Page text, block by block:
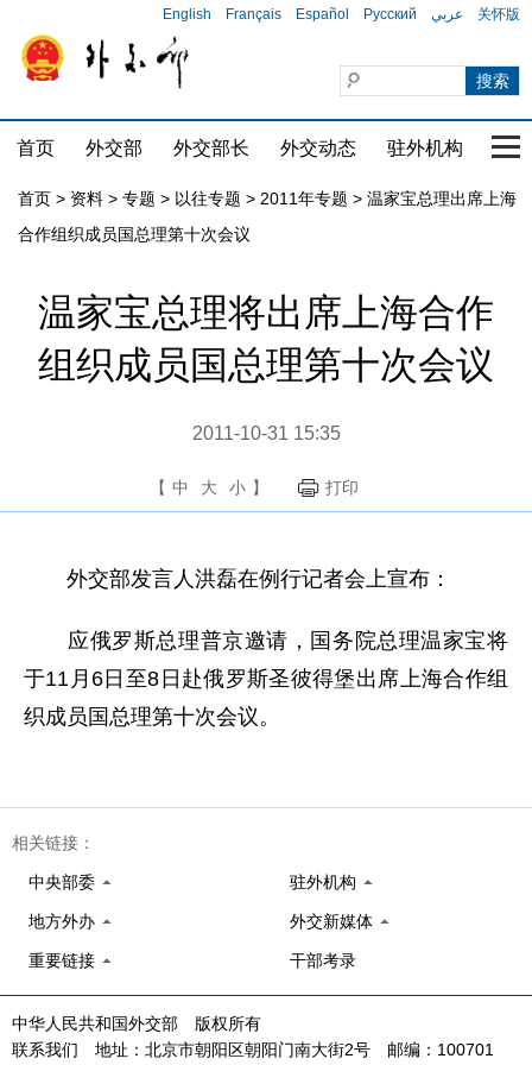
English Français Español Русский عربي 关怀版
首页 外交部 外交部长 外交动态 驻外机构 国
首页 > 资料 > 专题 > 以往专题 > 2011年专题 > 温家宝总理出席上海
合作组织成员国总理第十次会议
温家宝总理将出席上海合作
组织成员国总理第十次会议
2011-10-31 15:35
【 中 大 小 】 打印
外交部发言人洪磊在例行记者会上宣布：
应俄罗斯总理普京邀请，国务院总理温家宝将
于11月6日至8日赴俄罗斯圣彼得堡出席上海合作组
织成员国总理第十次会议。
相关链接：
中央部委 驻外机构
地方外办 外交新媒体
重要链接 干部考录
中华人民共和国外交部 版权所有
联系我们 地址：北京市朝阳区朝阳门南大街2号 邮编：100701